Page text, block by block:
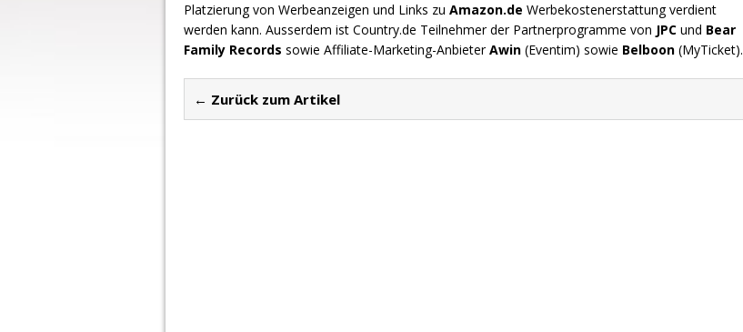
Platzierung von Werbeanzeigen und Links zu Amazon.de Werbekostenerstattung verdient
werden kann. Ausserdem ist Country.de Teilnehmer der Partnerprogramme von JPC und Bear
Family Records sowie Affiliate-Marketing-AnbieterAwin (Eventim) sowie Belboon (MyTicket).
← Zurück zum Artikel